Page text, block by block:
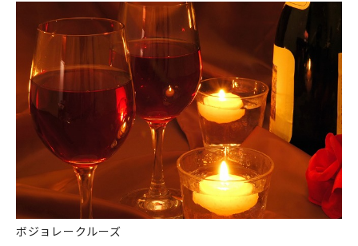
ボジョレークルーズ